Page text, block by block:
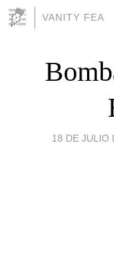
VANITY FEA
18 DE JULIO